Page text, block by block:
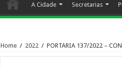
A Cidade Secretarias
Home / 2022 / PORTARIA 137/2022 –